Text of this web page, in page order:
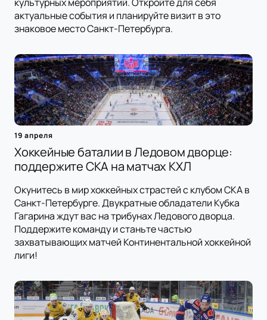
культурных мероприятий. Откройте для себя
актуальные события и планируйте визит в это
знаковое место Санкт-Петербурга.
19 апреля
Хоккейные баталии в Ледовом дворце:
поддержите СКА на матчах КХЛ
Окунитесь в мир хоккейных страстей с клубом СКА в
Санкт-Петербурге. Двукратные обладатели Кубка
Гагарина ждут вас на трибунах Ледового дворца.
Поддержите команду и станьте частью
захватывающих матчей Континентальной хоккейной
лиги!